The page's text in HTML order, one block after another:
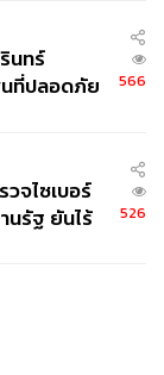
นทร์
ที่ปลอดภัย
566
วจไซเบอร์
นรัฐ ยันไร้
526